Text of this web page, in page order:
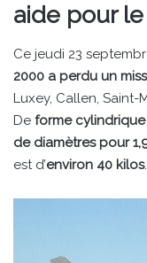
aide pour
Ce jeudi 23
2000 a perdu un
Luxey, Callen, Saint-
De forme cylindrique
de diamètres pour
est d’environ 40 kilos.